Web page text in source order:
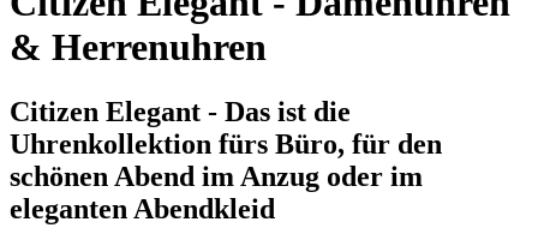
& Herrenuhren
Citizen Elegant - Das ist die
Uhrenkollektion fürs Büro, für den
schönen Abend im Anzug oder im
eleganten Abendkleid